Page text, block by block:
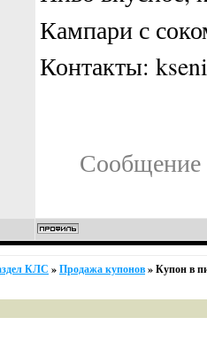
Кампари с
Контакты:
Сообщение
КЛС »Продажа купонов»Купон в